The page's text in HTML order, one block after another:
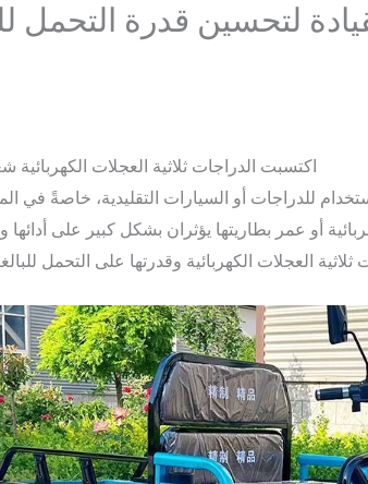
لتحسين قدرة التحمل
اكتسبت الدراجات ثلاثية العجلات
للدراجات أو السيارات التقليدية، خاصةً
أو عمر بطاريتها يؤثران بشكل كبير على
العجلات الكهربائية وقدرتها على التحمل